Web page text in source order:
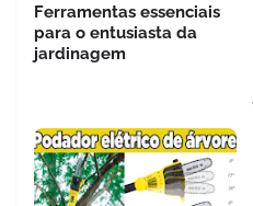
Ferramentas essenciais
para o entusiasta da
jardinagem